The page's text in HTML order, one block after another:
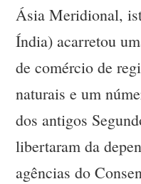
Ásia Meridional,
Índia) acarretou
de comércio de
naturais e um
dos antigos
libertaram da
agências do